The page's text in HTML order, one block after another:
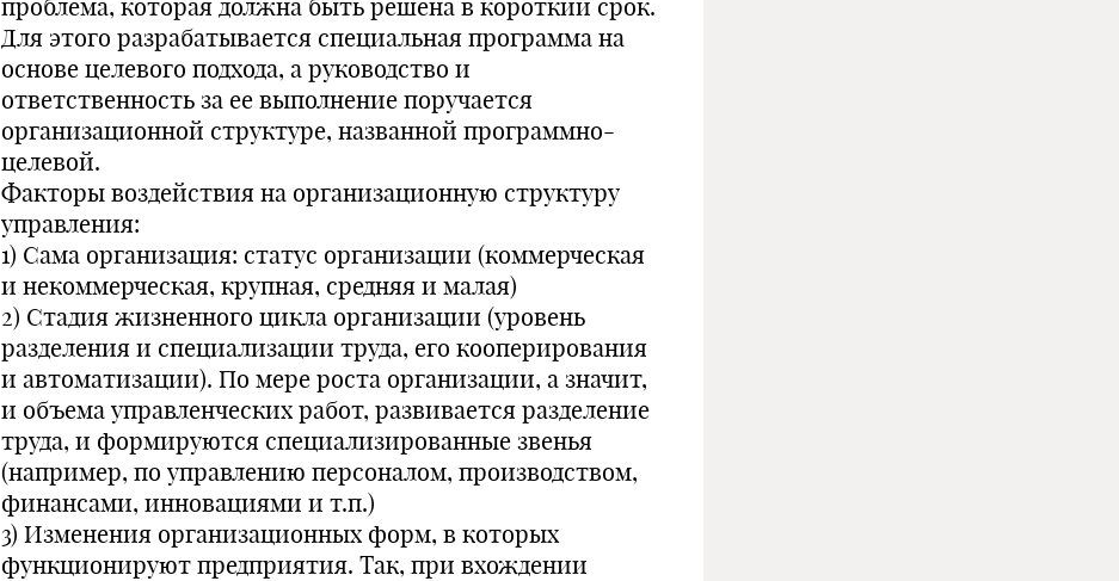
проблема, которая должна быть решена в короткий срок.
Для этого разрабатывается специальная программа на
основе целевого подхода, а руководство и
ответственность за ее выполнение поручается
организационной структуре, названной программно-
целевой.
Факторы воздействия на организационную структуру
управления:
1) Сама организация: статус организации (коммерческая
и некоммерческая, крупная, средняя и малая)
2) Стадия жизненного цикла организации (уровень
разделения и специализации труда, его кооперирования
и автоматизации). По мере роста организации, а значит,
и объема управленческих работ, развивается разделение
труда, и формируются специализированные звенья
(например, по управлению персоналом, производством,
финансами, инновациями и т.п.)
3) Изменения организационных форм, в которых
функционируют предприятия. Так, при вхождении